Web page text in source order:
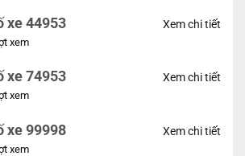
xe 44953
xem
Xem chi tiết
xe 74953
xem
Xem chi tiết
xe 99998
xem
Xem chi tiết